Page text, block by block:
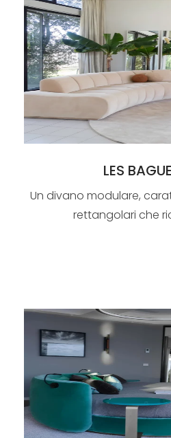
LES
Un divano modulare,
rettangolari che